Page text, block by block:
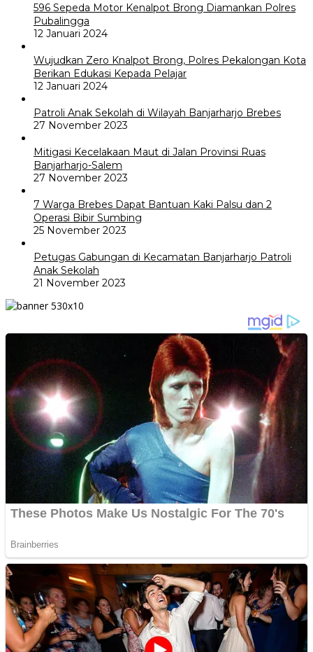
596 Sepeda Motor Kenalpot Brong Diamankan Polres
Pubalingga
12 Januari 2024
Wujudkan Zero Knalpot Brong, Polres Pekalongan Kota
Berikan Edukasi Kepada Pelajar
12 Januari 2024
Patroli Anak Sekolah di Wilayah Banjarharjo Brebes
27 November 2023
Mitigasi Kecelakaan Maut di Jalan Provinsi Ruas
Banjarharjo-Salem
27 November 2023
7 Warga Brebes Dapat Bantuan Kaki Palsu dan 2
Operasi Bibir Sumbing
25 November 2023
Petugas Gabungan di Kecamatan Banjarharjo Patroli
Anak Sekolah
21 November 2023